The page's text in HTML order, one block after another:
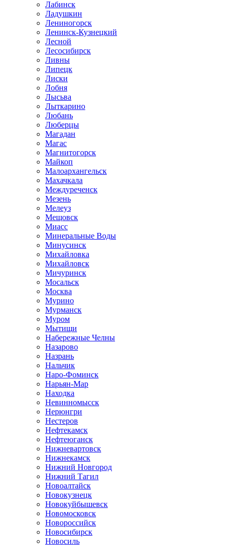
Лабинск
Ладушкин
Лениногорск
Ленинск-Кузнецкий
Лесной
Лесосибирск
Ливны
Липецк
Лиски
Лобня
Лысьва
Лыткарино
Любань
Люберцы
Магадан
Магас
Магнитогорск
Майкоп
Малоархангельск
Махачкала
Междуреченск
Мезень
Мелеуз
Мещовск
Миасс
Минеральные Воды
Минусинск
Михайловка
Михайловск
Мичуринск
Мосальск
Москва
Мурино
Мурманск
Муром
Мытищи
Набережные Челны
Назарово
Назрань
Нальчик
Наро-Фоминск
Нарьян-Мар
Находка
Невинномысск
Нерюнгри
Нестеров
Нефтекамск
Нефтеюганск
Нижневартовск
Нижнекамск
Нижний Новгород
Нижний Тагил
Новоалтайск
Новокузнецк
Новокуйбышевск
Новомосковск
Новороссийск
Новосибирск
Новосиль